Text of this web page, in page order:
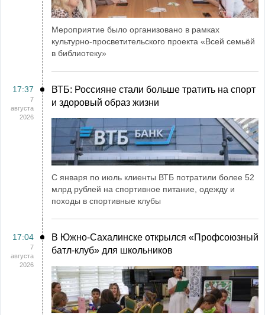
Мероприятие было организовано в рамках
культурно-просветительского проекта «Всей семьёй
в библиотеку»
17:37
7
августа
2026
ВТБ: Россияне стали больше тратить на спорт
и здоровый образ жизни
С января по июль клиенты ВТБ потратили более 52
млрд рублей на спортивное питание, одежду и
походы в спортивные клубы
17:04
7
августа
2026
В Южно-Сахалинске открылся «Профсоюзный
батл-клуб» для школьников